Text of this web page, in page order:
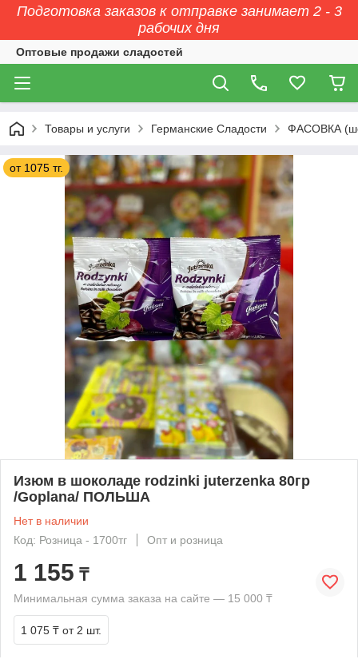
Подготовка заказов к отправке занимает 2 - 3
рабочих дня
Оптовые продажи сладостей
Товары и услуги Германские Сладости ФАСОВКА
от 1075 тг.
Изюм в шоколаде rodzinki juterzenka 80гр
/Goplana/ ПОЛЬША
Нет в наличии
Код: Розница - 1700тг
Опт и розница
1 155 ₸
Минимальная сумма заказа на сайте — 15 000 ₸
1 075 ₸ от 2 шт.